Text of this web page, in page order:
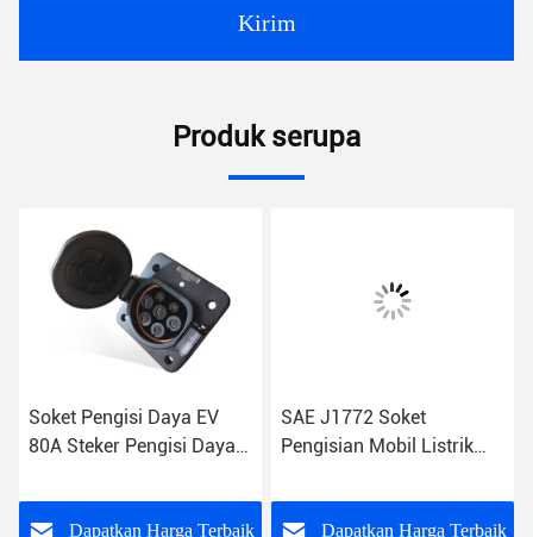
Kirim
Produk serupa
Soket Pengisi Daya EV
80A Steker Pengisi Daya
Dapatkan Harga Terbaik
SAE J1772 Soket
Pengisian Mobil Listrik
Dapatkan Harga Terbaik